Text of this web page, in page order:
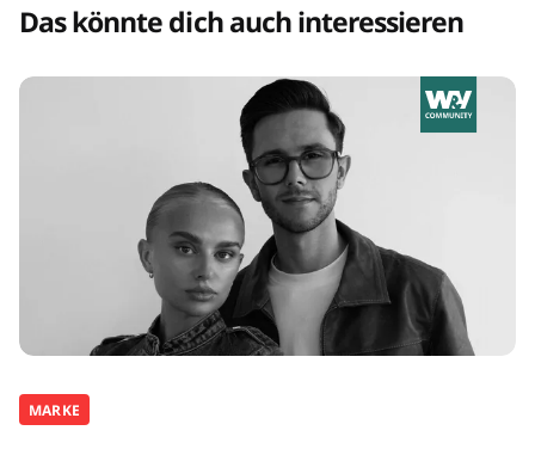
Das könnte dich auch interessieren
MARKE